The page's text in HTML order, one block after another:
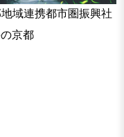
域連携都市圏振興社
京都